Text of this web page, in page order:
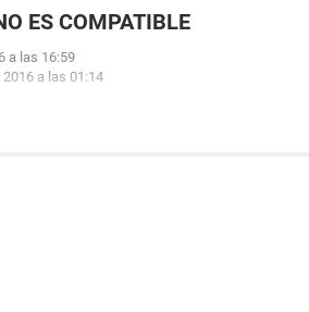
ES COMPATIBLE
a las 16:59
2016 a las 01:14